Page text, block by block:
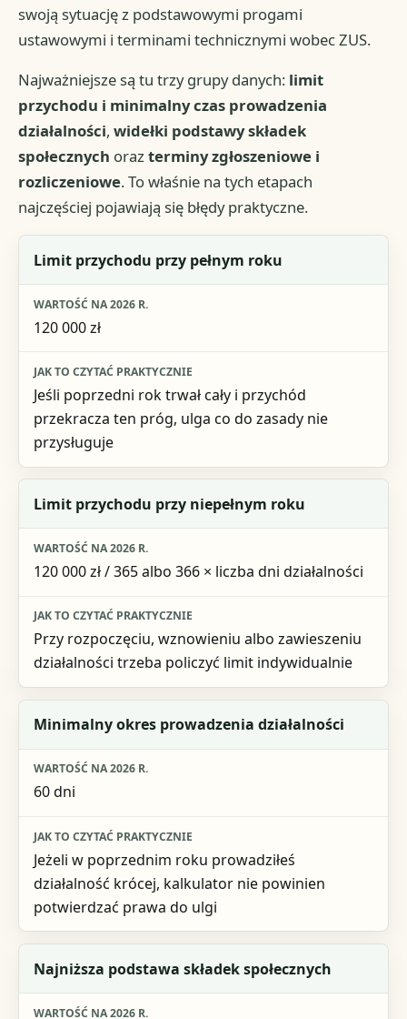
swoją sytuację z podstawowymi progami
ustawowymi i terminami technicznymi wobec ZUS.
Najważniejsze są tu trzy grupy danych: limit
przychodu i minimalny czas prowadzenia
działalności,widełki podstawy składek
społecznych orazterminy zgłoszeniowe i
rozliczeniowe. To właśnie na tych etapach
najczęściej pojawiają się błędy praktyczne.
Element
Wartość na 2026 r.
Limit przychodu przy pełnym roku
120 000 zł
Jeśli poprzedni rok trwał cały i przychód
przekracza ten próg, ulga co do zasady nie
przysługuje
Limit przychodu przy niepełnym roku
120 000 zł / 365 albo 366 × liczba dni działalności
Przy rozpoczęciu, wznowieniu albo zawieszeniu
działalności trzeba policzyć limit indywidualnie
Minimalny okres prowadzenia działalności
60 dni
Jeżeli w poprzednim roku prowadziłeś
działalność krócej, kalkulator nie powinien
potwierdzać prawa do ulgi
Najniższa podstawa składek społecznych